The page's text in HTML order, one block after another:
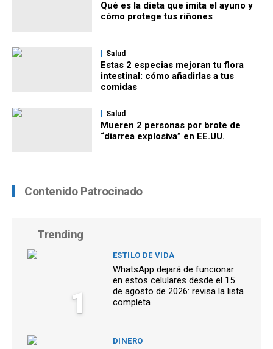
Qué es la dieta que imita el ayuno y
cómo protege tus riñones
Salud
Estas 2 especias mejoran tu flora
intestinal: cómo añadirlas a tus
comidas
Salud
Mueren 2 personas por brote de
“diarrea explosiva” en EE.UU.
Contenido Patrocinado
Trending
1
ESTILO DE VIDA
WhatsApp dejará de funcionar
en estos celulares desde el 15
de agosto de 2026: revisa la lista
completa
DINERO